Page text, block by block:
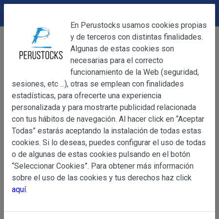
Productos Frescos
Ajíes y otros vegetales frescos
Aji amarillo fresco 200g
OBJETO
Información
Básica
sobre
de Datos
OBJETO
Las presentes Condiciones Generales regulan la
web www.perustocks.es, del que es titular ALBERT
YACARINE (en adelante, PERUSTOCKS).
La adquisición de cualesquiera de los productos
DEVOLUCIONES
En Perustocks usamos cookies propias
y de terceros con distintas finalidades.
Algunas de estas cookies son
necesarias para el correcto
funcionamiento de la Web (seguridad,
sesiones, etc ...), otras se emplean con finalidades
estadísticas, para ofrecerte una experiencia
personalizada y para mostrarte publicidad relacionada
con tus hábitos de navegación. Al hacer click en “Aceptar
Todas” estarás aceptando la instalación de todas estas
cookies. Si lo deseas, puedes configurar el uso de todas
o de algunas de estas cookies pulsando en el botón
“Seleccionar Cookies”. Para obtener más información
sobre el uso de las cookies y tus derechos haz click
aquí.